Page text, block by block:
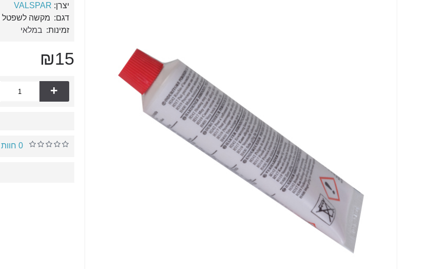
יצרן: VALSPAR
דגם: מקשה לשפטל 50 גר
זמינות: במלאי
₪15
+
0 חוות דעת